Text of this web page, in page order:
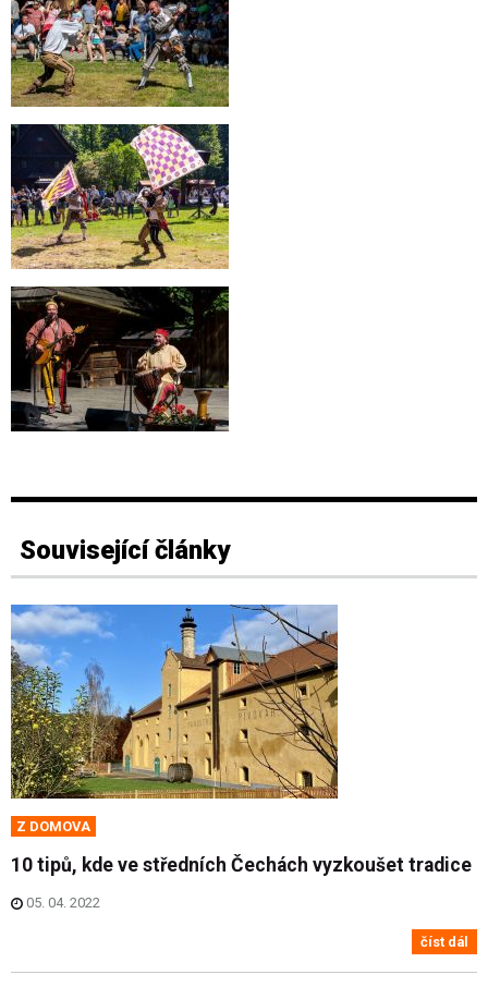
Související články
Z DOMOVA
10 tipů, kde ve středních Čechách vyzkoušet tradice
05. 04. 2022
číst dál